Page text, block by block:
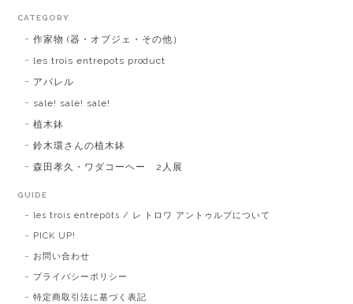
CATEGORY
作家物 (器・オブジェ・その他）
les trois entrepots product
アパレル
sale! sale! sale!
植木鉢
鈴木環さんの植木鉢
森田孝久・ワダコーヘー 2人展
GUIDE
les trois entrepôts / レ トロワ アントゥルプについて
PICK UP!
お問い合わせ
プライバシーポリシー
特定商取引法に基づく表記